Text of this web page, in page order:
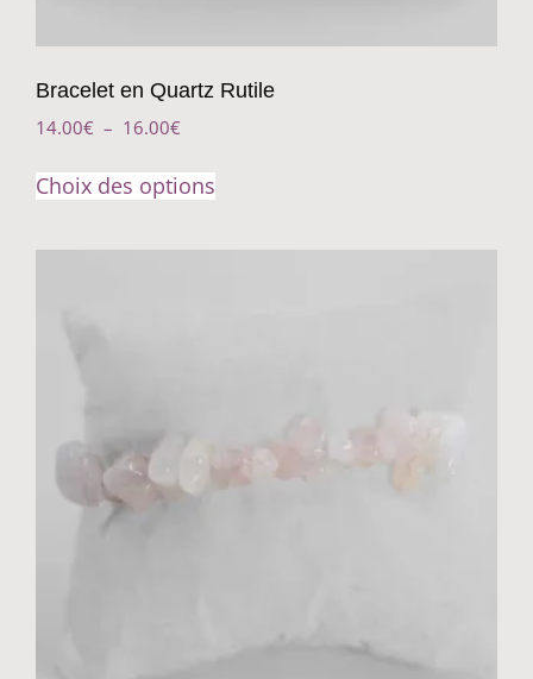
Bracelet en Quartz Rutile
14.00€ – 16.00€
Choix des options